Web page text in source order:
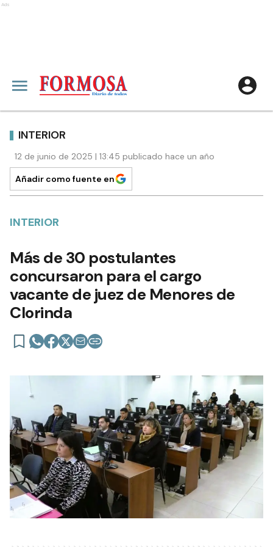
Ads
INTERIOR
12 de junio de 2025 | 13:45 publicado hace un año
Añadir como fuente en
INTERIOR
Más de 30 postulantes
concursaron para el cargo
vacante de juez de Menores de
Clorinda